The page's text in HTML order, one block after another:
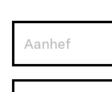
Aanhef